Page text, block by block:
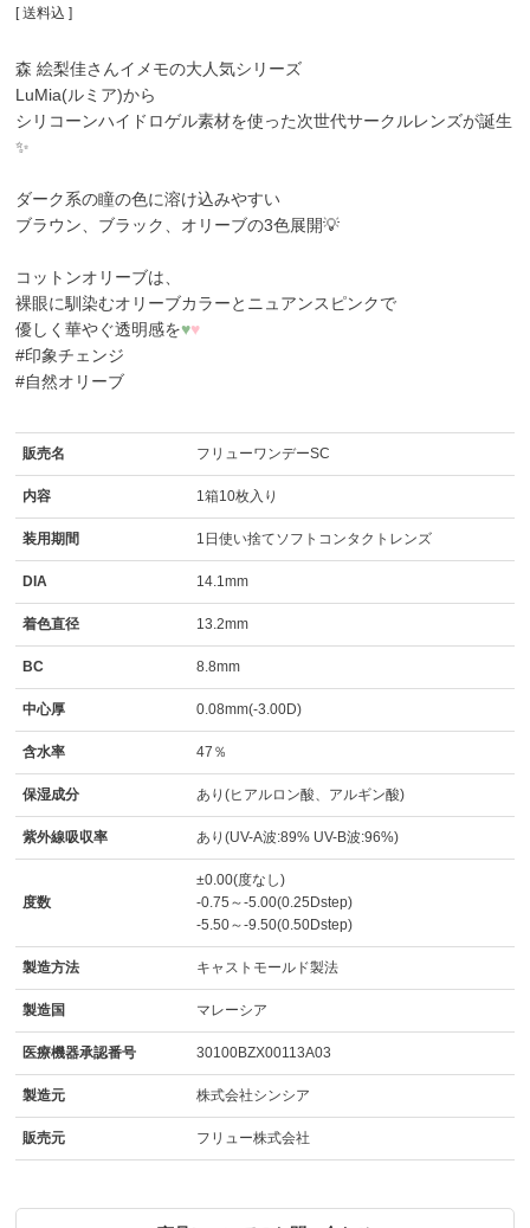
送料込
森 絵梨佳さんイメモの大人気シリーズ
LuMia(ルミア)から
シリコーンハイドロゲル素材を使った次世代サークルレンズが誕生
✨
ダーク系の瞳の色に溶け込みやすい
ブラウン、ブラック、オリーブの3色展開💡
コットンオリーブは、
裸眼に馴染むオリーブカラーとニュアンスピンクで
優しく華やぐ透明感を♥♥
#印象チェンジ
#自然オリーブ
販売名 フリューワンデーSC
内容 1箱10枚入り
装用期間 1日使い捨てソフトコンタクトレンズ
DIA 14.1mm
着色直径 13.2mm
BC 8.8mm
中心厚 0.08mm(-3.00D)
含水率 47％
保湿成分 あり(ヒアルロン酸、アルギン酸)
紫外線吸収率 あり(UV-A波:89% UV-B波:96%)
度数
±0.00(度なし)
-0.75～-5.00(0.25Dstep)
-5.50～-9.50(0.50Dstep)
製造方法 キャストモールド製法
製造国 マレーシア
医療機器承認番号 30100BZX00113A03
製造元 株式会社シンシア
販売元 フリュー株式会社